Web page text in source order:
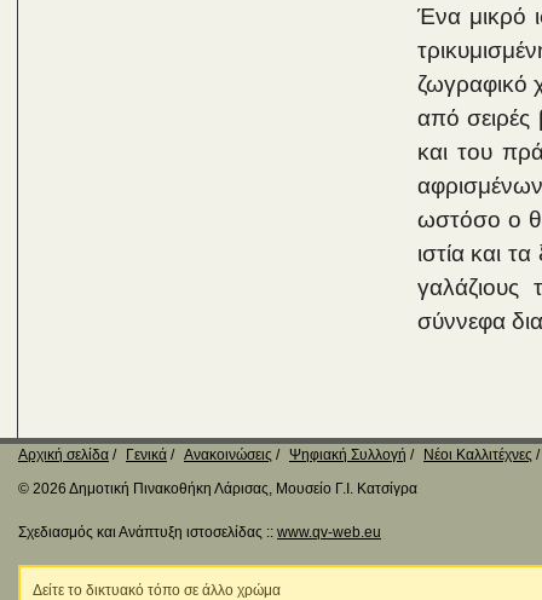
Ένα μικρό
ζωγραφικό
από
και του
ωστόσο ο
ιστία και
σύννεφα
Αρχική σελίδα Γενικά Ανακοινώσεις Ψηφιακή Συλλογή
Νέοι Καλλιτέχνες
© 2026 Δημοτική Πινακοθήκη Λάρισας, Μουσείο Γ.Ι. Κατσίγρα
Σχεδιασμός και Ανάπτυξη ιστοσελίδας :: www.qv-web.eu
Δείτε το δικτυακό τόπο σε άλλο χρώμα